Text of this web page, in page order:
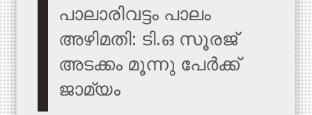
പാലാരിവട്ടം പാലം
അഴിമതി: ടി.ഒ സൂരജ്
അടക്കം മൂന്നു പേർക്ക്
ജാമ്യം